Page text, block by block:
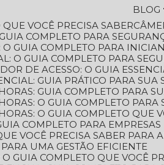
BLOG
VOCÊ PRECISA SABER
COMPLETO PARA
O GUIA COMPLETO PARA
O GUIA COMPLETO PARA
DE ACESSO: O GUIA
GUIA PRÁTICO PARA SUA
GUIA COMPLETO PARA
O GUIA COMPLETO PARA
O GUIA COMPLETO QUE
COMPLETO PARA EMPRESAS
VOCÊ PRECISA SABER PARA
UMA GESTÃO EFICIENTE
GUIA COMPLETO QUE VOCÊ